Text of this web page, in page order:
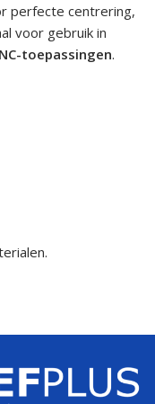
perfecte centrering,
voor gebruik in
toepassingen.